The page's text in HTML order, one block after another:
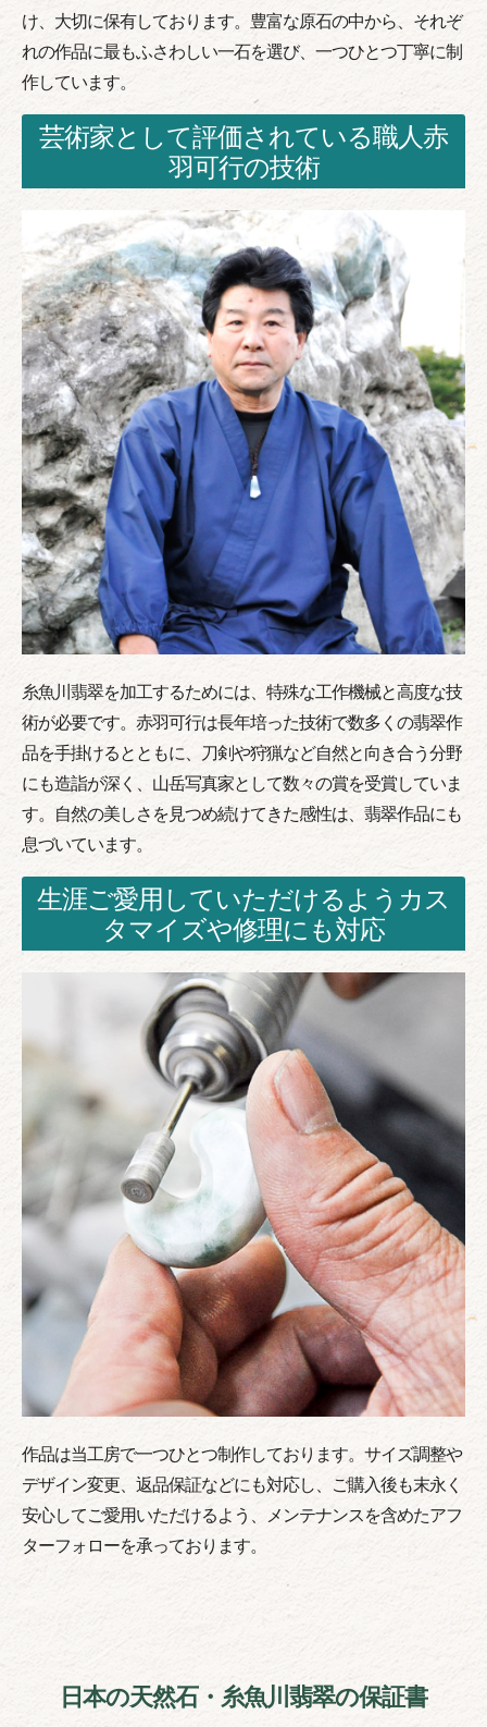
け、大切に保有しております。豊富な原石の中から、それぞ
れの作品に最もふさわしい一石を選び、一つひとつ丁寧に制
作しています。
芸術家として評価されている職人赤
羽可行の技術
糸魚川翡翠を加工するためには、特殊な工作機械と高度な技
術が必要です。赤羽可行は長年培った技術で数多くの翡翠作
品を手掛けるとともに、刀剣や狩猟など自然と向き合う分野
にも造詣が深く、山岳写真家として数々の賞を受賞していま
す。自然の美しさを見つめ続けてきた感性は、翡翠作品にも
息づいています。
生涯ご愛用していただけるようカス
タマイズや修理にも対応
作品は当工房で一つひとつ制作しております。サイズ調整や
デザイン変更、返品保証などにも対応し、ご購入後も末永く
安心してご愛用いただけるよう、メンテナンスを含めたアフ
ターフォローを承っております。
日本の天然石・糸魚川翡翠の保証書